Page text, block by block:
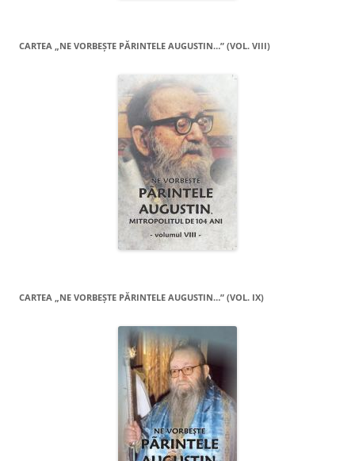
CARTEA „NE VORBEŞTE PĂRINTELE AUGUSTIN…” (VOL. VIII)
CARTEA „NE VORBEŞTE PĂRINTELE AUGUSTIN…” (VOL. IX)